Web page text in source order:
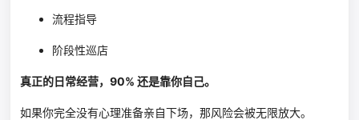
流程指导
阶段性巡店
真正的日常经营，90% 还是靠你自己。
如果你完全没有心理准备亲自下场，那风险会被无限放大。